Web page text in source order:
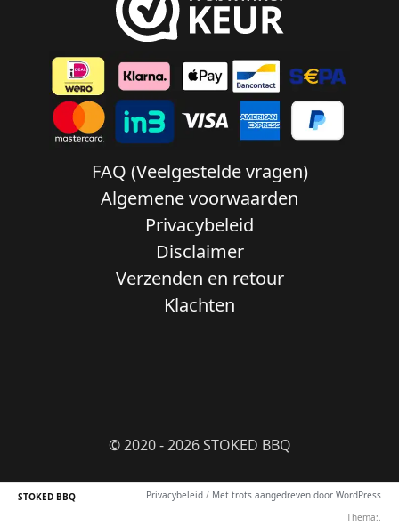
FAQ (Veelgestelde vragen)
Algemene voorwaarden
Privacybeleid
Disclaimer
Verzenden en retour
Klachten
© 2020 - 2026 STOKED BBQ
STOKED BBQ Privacybeleid / Met trots aangedreven door WordPress
Thema:.